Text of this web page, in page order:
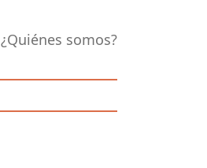
¿Quiénes somos?